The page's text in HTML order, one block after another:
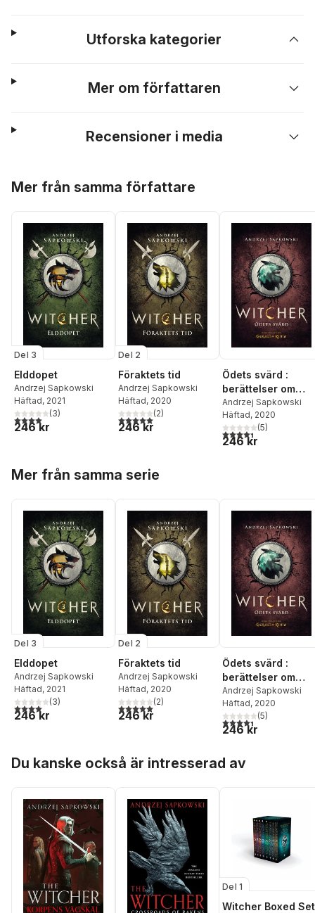
Utforska kategorier
Mer om författaren
Recensioner i media
Mer från samma författare
Del 3
Elddopet
Andrzej Sapkowski
Häftad, 2021
4,0utav 5 stjärnor. Totalt antal röster:
(3)
246 kr
Del 2
Föraktets tid
Andrzej Sapkowski
Häftad, 2020
5,0utav 5 stjärnor. Totalt antal röster:
(2)
246 kr
Ödets svärd :
berättelser om
Geralt av Rivia
Andrzej Sapkowski
Häftad, 2020
4,4utav 5 stjärnor.
(5)
246 kr
Mer från samma serie
Del 3
Elddopet
Andrzej Sapkowski
Häftad, 2021
4,0utav 5 stjärnor. Totalt antal röster:
(3)
246 kr
Del 2
Föraktets tid
Andrzej Sapkowski
Häftad, 2020
5,0utav 5 stjärnor. Totalt antal röster:
(2)
246 kr
Ödets svärd :
berättelser om
Geralt av Rivia
Andrzej Sapkowski
Häftad, 2020
4,4utav 5 stjärnor.
(5)
246 kr
Du kanske också är intresserad av
Del 1
Witcher Boxed Set